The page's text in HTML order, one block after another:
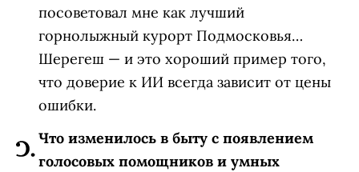
посоветовал мне как лучший
горнолыжный курорт Подмосковья…
Шерегеш — и это хороший пример того,
что доверие к ИИ всегда зависит от цены
ошибки.
Что изменилось в быту с появлением
голосовых помощников и умных